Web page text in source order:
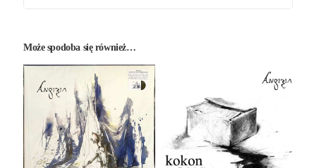
Może spodoba się również…